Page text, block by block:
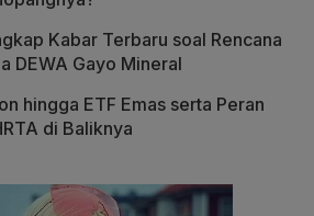
Kabar Terbaru soal Rencana
DEWA Gayo Mineral
hingga ETF Emas serta Peran
di Baliknya